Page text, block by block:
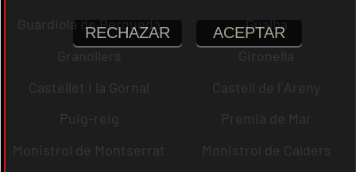
Guardiola de Berguedà
Gualba
Granollers
Gironella
Castellet i la Gornal
Castell de l´Areny
Puig-reig
Premià de Mar
Monistrol de Montserrat
Monistrol de Calders
RECHAZAR ACEPTAR